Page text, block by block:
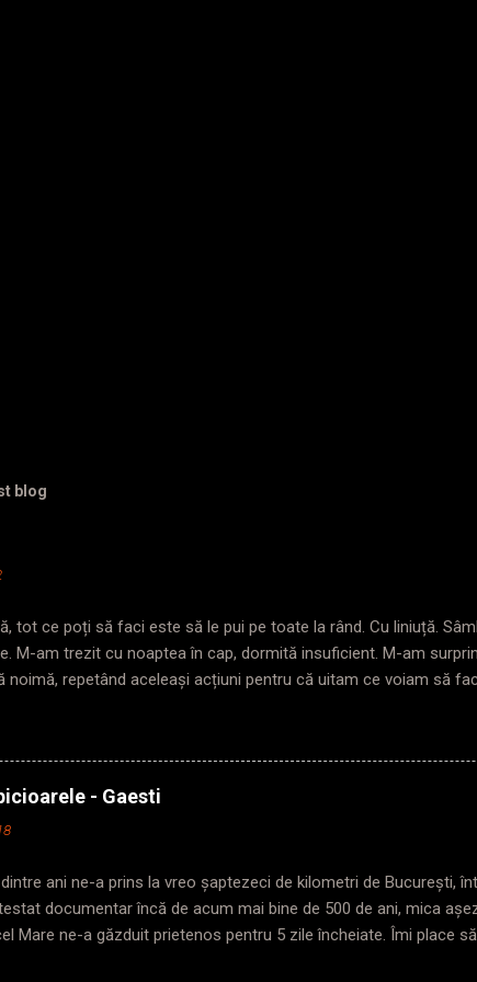
blog
tot ce poți să faci este să le pui pe toate la rând. Cu liniuță.
M-am trezit cu noaptea în cap, dormită insuficient. M-am
noimă, repetând aceleași acțiuni pentru că uitam ce voiam să
ajung repede, nu mă agit așa de dimineață, am și timp să
poarta de acces pentru gabarit depășit era închisă. Chinuie-te
ușă. Mă așez cuminte într-o parte, să nu încurc traficul
o figură gravă. Mă cântărește cu privirea și începe: „Domnișoară (
să stați la prima ușa în sensul de mers. Că dacă eu plec cu
- Gaesti
ani ne-a prins la vreo șaptezeci de kilometri de București,
documentar încă de acum mai bine de 500 de ani, mica
Mare ne-a găzduit prietenos pentru 5 zile încheiate. Îmi place